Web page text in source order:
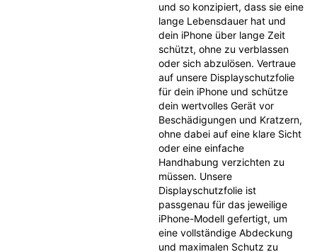
und so konzipiert, dass sie eine
lange Lebensdauer hat und
dein iPhone über lange Zeit
schützt, ohne zu verblassen
oder sich abzulösen. Vertraue
auf unsere Displayschutzfolie
für dein iPhone und schütze
dein wertvolles Gerät vor
Beschädigungen und Kratzern,
ohne dabei auf eine klare Sicht
oder eine einfache
Handhabung verzichten zu
müssen. Unsere
Displayschutzfolie ist
passgenau für das jeweilige
iPhone-Modell gefertigt, um
eine vollständige Abdeckung
und maximalen Schutz zu